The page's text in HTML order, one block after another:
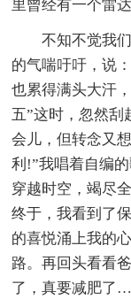
里曾经有一个雷
不知不觉我
的气喘吁吁，说
也累得满头大汗
五”这时，忽然刮
会儿，但转念又
利!”我唱着自编
穿越时空，竭尽
终于，我看到了
的喜悦涌上我的
路。再回头看看
了，真要减肥了